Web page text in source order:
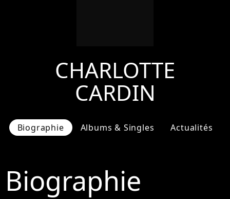
CHARLOTTE
CARDIN
Biographie Albums & Singles Actualités
Biographie